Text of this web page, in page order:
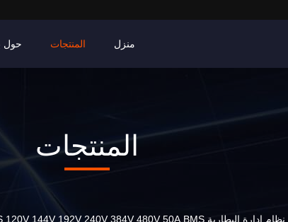
منزل المنتجات حول
المنتجات
نظام إدارة البطارية 96S BMS Lifepo4 BMS 120V 144V 192V 240V 384V 480V 50A BMS بالبث مع اتصال RS485 CAN